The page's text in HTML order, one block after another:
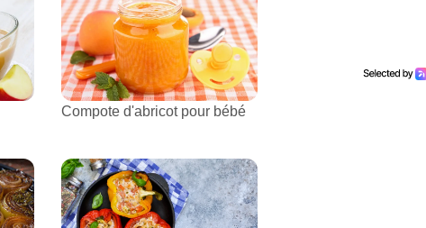
Compote d'abricot pour bébé